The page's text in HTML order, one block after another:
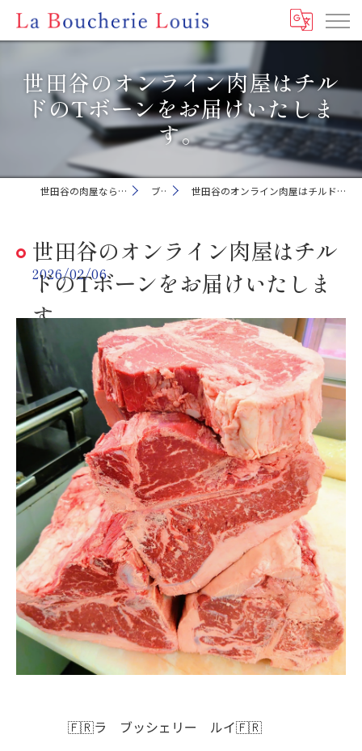
世田谷のオンライン肉屋はチル
ドのTボーンをお届けいたしま
す。
世田谷の肉屋ならLa Boucherie Louis ブログ 世田谷のオンライン肉屋はチルドのTボーンをお届けいたします。
世田谷のオンライン肉屋はチル
ドのTボーンをお届けいたしま
す。
2026/02/06
🇫🇷ラ ブッシェリー ルイ🇫🇷